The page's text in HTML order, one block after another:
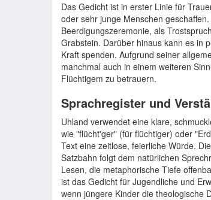
Das Gedicht ist in erster Linie für
oder sehr junge Menschen
Beerdigungszeremonie, als
Grabstein. Darüber hinaus kann es in
Kraft spenden. Aufgrund seiner
manchmal auch in einem weiteren
Flüchtigem zu betrauern.
Sprachregister und
Uhland verwendet eine klare,
wie "flücht'ger" (für flüchtiger) oder
Text eine zeitlose, feierliche Würde.
Satzbahn folgt dem natürlichen
Lesen, die metaphorische Tiefe
ist das Gedicht für Jugendliche und
wenn jüngere Kinder die theologische